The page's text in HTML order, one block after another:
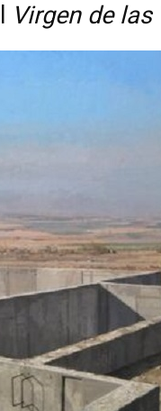
Virgen de